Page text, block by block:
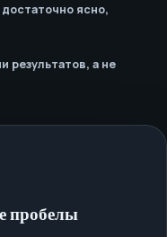
ясно,
результатов, а не
пробелы